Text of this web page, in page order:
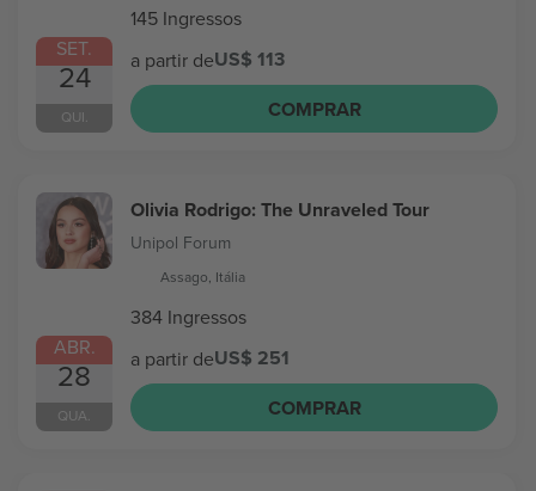
SET.
24
QUI.
145 Ingressos
a partir deUS$ 113
COMPRAR
ABR.
28
QUA.
Olivia Rodrigo: The Unraveled Tour
Unipol Forum
Assago, Itália
384 Ingressos
a partir deUS$ 251
COMPRAR